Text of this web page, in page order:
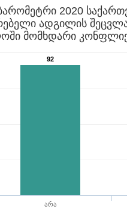
ბარომეტრი 2020
ადგილის
მომხდარი
92
არა